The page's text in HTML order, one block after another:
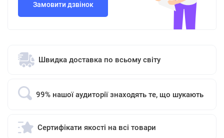
Замовити дзвінок
Швидка доставка по всьому світу
99% нашої аудиторії знаходять те, що шукають
Сертифікати якості на всі товари